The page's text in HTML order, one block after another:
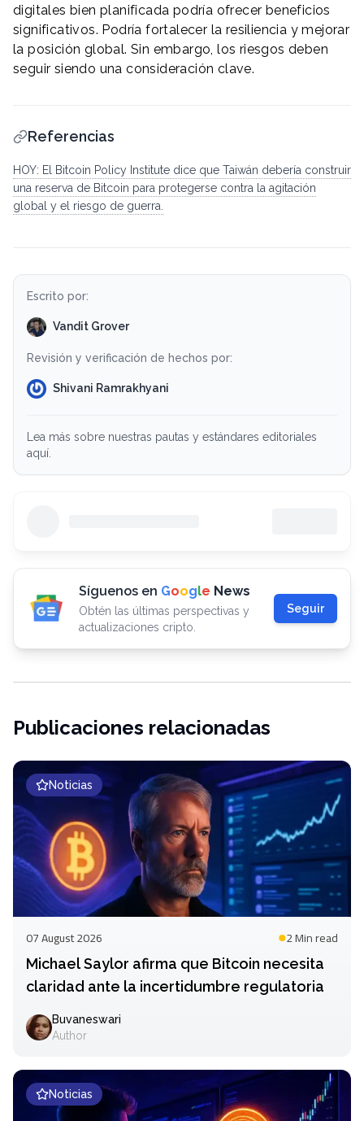
digitales bien planificada podría ofrecer beneficios
significativos. Podría fortalecer la resiliencia y mejorar
la posición global. Sin embargo, los riesgos deben
seguir siendo una consideración clave.
Referencias
HOY: El Bitcoin Policy Institute dice que Taiwán debería construir
una reserva de Bitcoin para protegerse contra la agitación
global y el riesgo de guerra.
Escrito por:
Vandit Grover
Revisión y verificación de hechos por:
Shivani Ramrakhyani
Lea más sobre nuestras pautas y estándares editoriales
aquí.
Síguenos en Google News
Obtén las últimas perspectivas y
actualizaciones cripto.
Seguir
Publicaciones relacionadas
Noticias
07 August 2026 2 Minread
Michael Saylor afirma que Bitcoin necesita
claridad ante la incertidumbre regulatoria
Buvaneswari
Author
Noticias